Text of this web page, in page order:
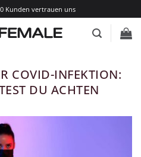
Kunden vertrauen uns
COVID-INFEKTION:
DU ACHTEN